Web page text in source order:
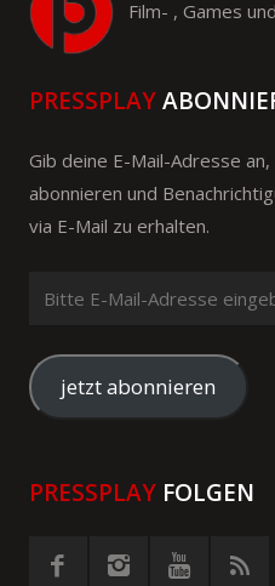
Film- , Games
PRESSPLAY
Gib deine E-Mail-Adresse
abonnieren und
via E-Mail zu erhalten.
Mail-
Adresse
eingeben
jetzt abonnieren
PRESSPLAY FOLGEN